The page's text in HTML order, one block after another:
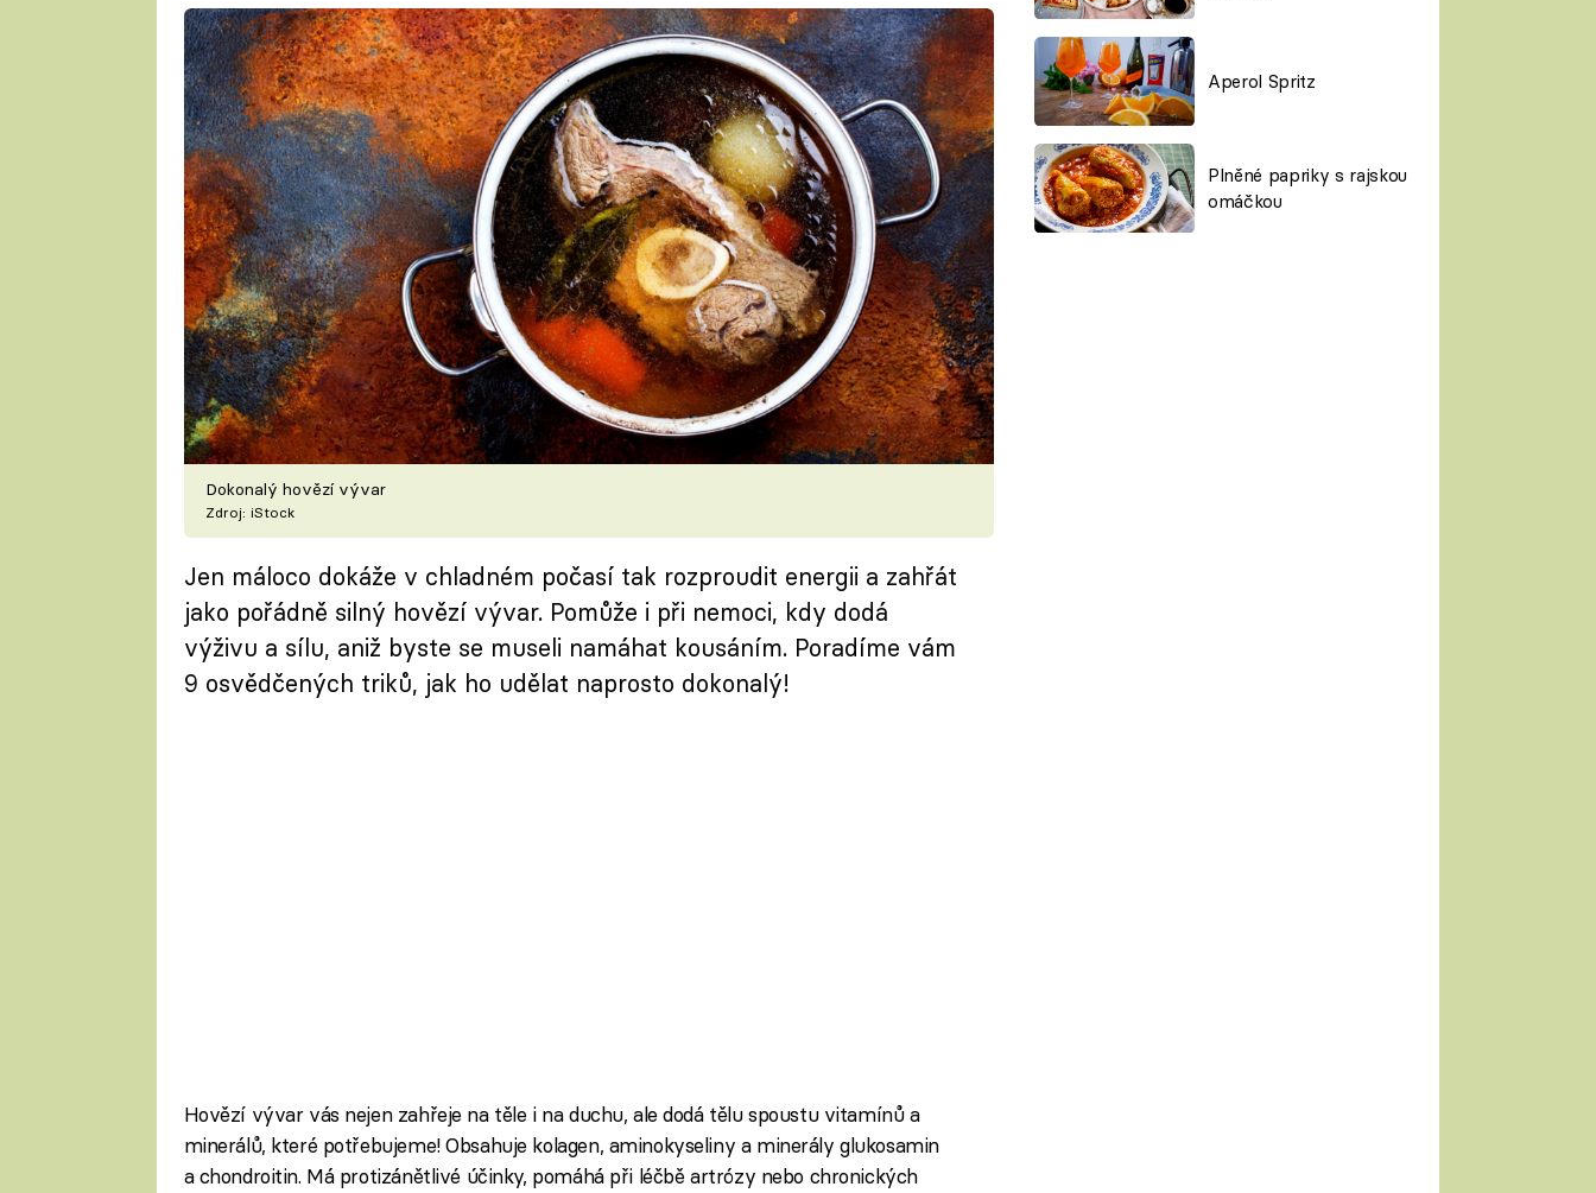
Aperol Spritz
Plněné papriky s rajskou
omáčkou
Dokonalý hovězí vývar
Zdroj: iStock
Jen máloco dokáže v chladném počasí tak rozproudit energii a zahřát
jako pořádně silný hovězí vývar. Pomůže i při nemoci, kdy dodá
výživu a sílu, aniž byste se museli namáhat kousáním. Poradíme vám
9 osvědčených triků, jak ho udělat naprosto dokonalý!
Hovězí vývar vás nejen zahřeje na těle i na duchu, ale dodá tělu spoustu vitamínů a
minerálů, které potřebujeme! Obsahuje kolagen, aminokyseliny a minerály glukosamin
a chondroitin. Má protizánětlivé účinky, pomáhá při léčbě artrózy nebo chronických